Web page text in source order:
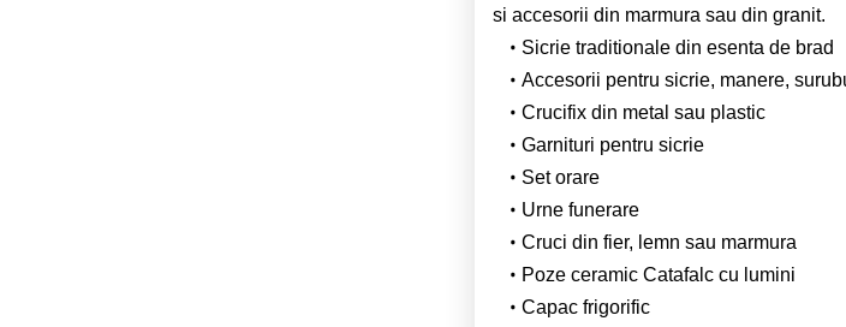
si accesorii din marmura sau din granit.
Sicrie traditionale din esenta de brad
Accesorii pentru sicrie, manere,
Crucifix din metal sau plastic
Garnituri pentru sicrie
Set orare
Urne funerare
Cruci din fier, lemn sau marmura
Poze ceramic Catafalc cu lumini
Capac frigorific